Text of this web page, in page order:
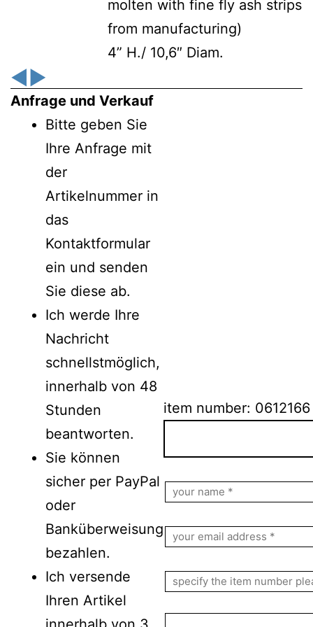
molten with fine fly ash strips
from manufacturing)
4” H./ 10,6″ Diam.
◀▶
Anfrage und Verkauf
Bitte geben Sie
Ihre Anfrage mit
der
Artikelnummer in
das
Kontaktformular
ein und senden
Sie diese ab.
Ich werde Ihre
Nachricht
schnellstmöglich,
innerhalb von 48
Stunden
beantworten.
Sie können
sicher per PayPal
oder
Banküberweisung
bezahlen.
Ich versende
Ihren Artikel
item number: 0612166